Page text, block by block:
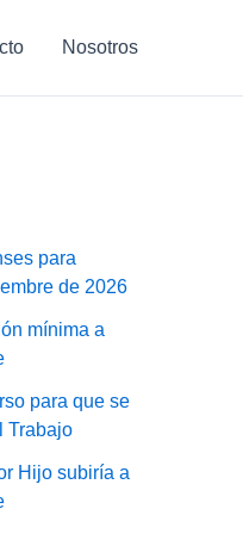
Nosotros
para
de 2026
mínima a
para que se
Trabajo
Hijo subiría a